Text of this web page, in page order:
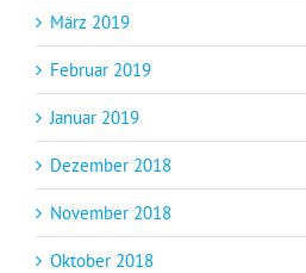
März 2019
Februar 2019
Januar 2019
Dezember 2018
November 2018
Oktober 2018